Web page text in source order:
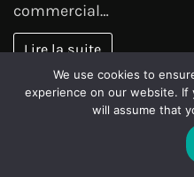
commercial…
Lire la suite
Page:
2…149Next
»
POUR NE RIEN
We use cookies to
experience on our website.
will assume that